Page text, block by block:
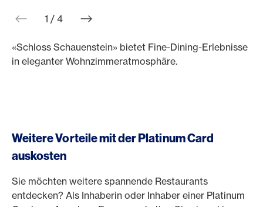
web.slider.arrowPrev
1 / 4 web.slider.arrowNext
«Schloss Schauenstein» bietet Fine-Dining-Erlebnisse
in eleganter Wohnzimmeratmosphäre.
Weitere Vorteile mit der Platinum Card
auskosten
Sie möchten weitere spannende Restaurants
entdecken? Als Inhaberin oder Inhaber einer Platinum